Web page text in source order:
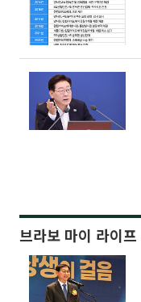
브라보 마이 라이프